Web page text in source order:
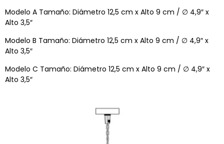
Modelo A Tamaño: Diámetro 12,5 cm x Alto 9 cm / ∅ 4,9″ x
Alto 3,5″
Modelo B Tamaño: Diámetro 12,5 cm x Alto 9 cm / ∅ 4,9″ x
Alto 3,5″
Modelo C Tamaño: Diámetro 12,5 cm x Alto 9 cm / ∅ 4,9″ x
Alto 3,5″